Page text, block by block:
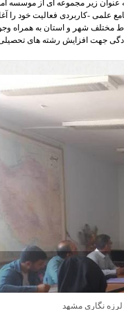
عنوان زیر مجموعه ای از موسسه
مختلف شهر و استان به همراه
تحصیلات عالیه و آمادگی جهت افزایش رشته های
لرزه نگاری مشهد
مشهد
تا 19 مرداد ماه تمدید شد.
رضوی
بدون کنکور دانشجو می پذیرد.
فجر